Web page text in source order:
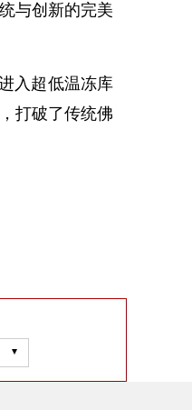
与创新的完美
入超低温冻库
打破了传统佛